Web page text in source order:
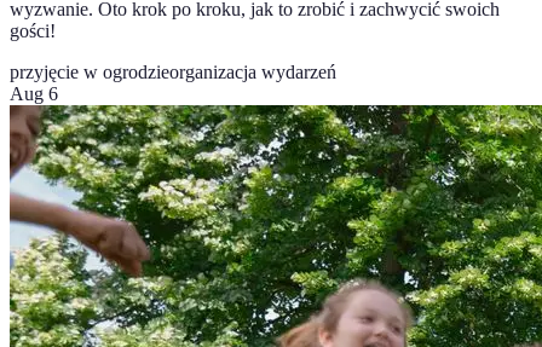
wyzwanie. Oto krok po kroku, jak to zrobić i zachwycić swoich
gości!
przyjęcie w ogrodzieorganizacja wydarzeń
Aug 6